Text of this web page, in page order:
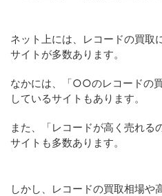
ネット上には、レコードの買取
サイトが多数あります。
なかには、「○○のレコードの
しているサイトもあります。
また、「レコードが高く売れる
サイトも多数あります。
しかし、レコードの買取相場や